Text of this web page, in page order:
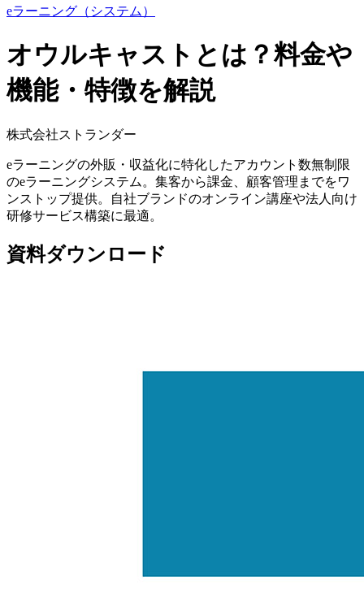
eラーニング（システム）
オウルキャストとは？料金や
機能・特徴を解説
株式会社ストランダー
eラーニングの外販・収益化に特化したアカウント数無制限
のeラーニングシステム。集客から課金、顧客管理までをワ
ンストップ提供。自社ブランドのオンライン講座や法人向け
研修サービス構築に最適。
資料ダウンロード